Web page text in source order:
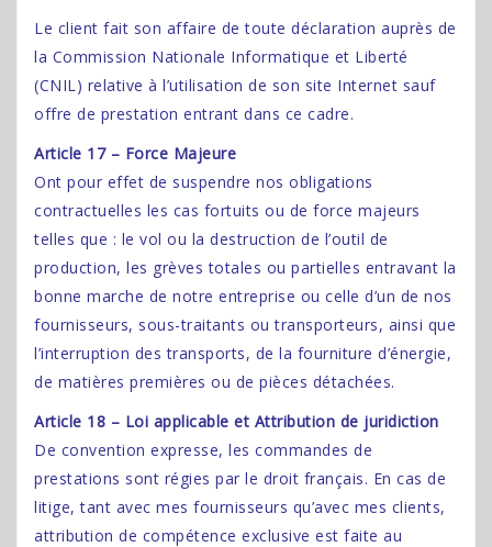
Le client fait son affaire de toute déclaration auprès de
la Commission Nationale Informatique et Liberté
(CNIL) relative à l’utilisation de son site Internet sauf
offre de prestation entrant dans ce cadre.
Article 17 – Force Majeure
Ont pour effet de suspendre nos obligations
contractuelles les cas fortuits ou de force majeurs
telles que : le vol ou la destruction de l’outil de
production, les grèves totales ou partielles entravant la
bonne marche de notre entreprise ou celle d’un de nos
fournisseurs, sous-traitants ou transporteurs, ainsi que
l’interruption des transports, de la fourniture d’énergie,
de matières premières ou de pièces détachées.
Article 18 – Loi applicable et Attribution de juridiction
De convention expresse, les commandes de
prestations sont régies par le droit français. En cas de
litige, tant avec mes fournisseurs qu’avec mes clients,
attribution de compétence exclusive est faite au